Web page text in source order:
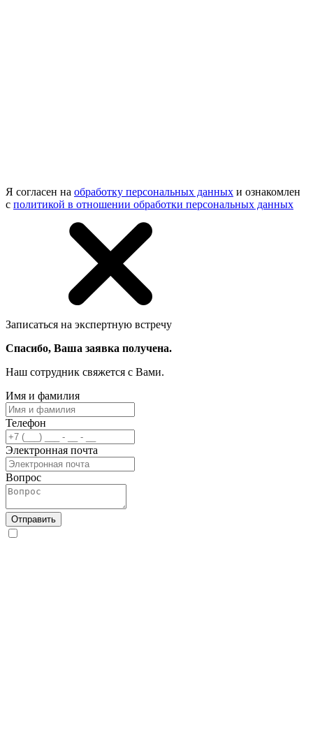
Я согласен на обработку персональных данных и ознакомлен
с политикой в отношении обработки персональных данных
Записаться на экспертную встречу
Спасибо, Ваша заявка получена.
Наш сотрудник свяжется с Вами.
Имя и фамилия
Телефон
Электронная почта
Вопрос
Отправить